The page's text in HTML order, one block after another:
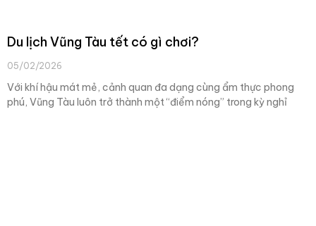
Du lịch Vũng Tàu tết có gì chơi?
05/02/2026
Với khí hậu mát mẻ, cảnh quan đa dạng cùng ẩm thực phong
phú, Vũng Tàu luôn trở thành một “điểm nóng” trong kỳ nghỉ